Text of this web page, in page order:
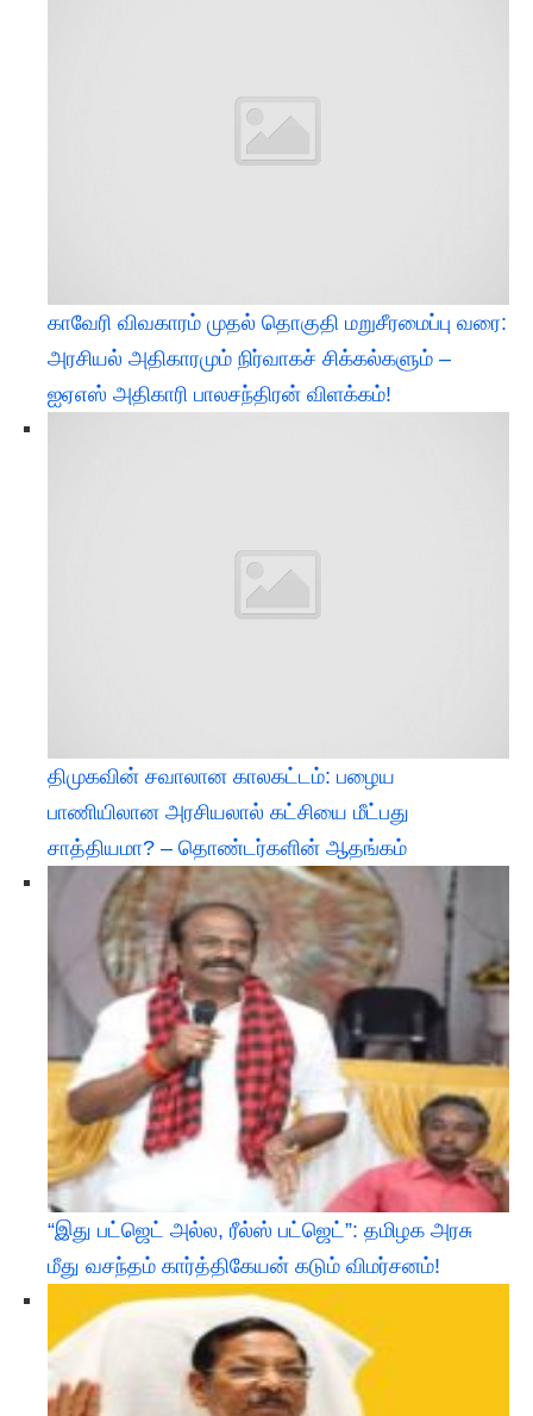
​காவேரி விவகாரம் முதல் தொகுதி மறுசீரமைப்பு வரை:
அரசியல் அதிகாரமும் நிர்வாகச் சிக்கல்களும் –
ஐஏஎஸ் அதிகாரி பாலசந்திரன் விளக்கம்!
திமுகவின் சவாலான காலகட்டம்: பழைய
பாணியிலான அரசியலால் கட்சியை மீட்பது
சாத்தியமா? – தொண்டர்களின் ஆதங்கம்
“இது பட்ஜெட் அல்ல, ரீல்ஸ் பட்ஜெட்”: தமிழக அரசு
மீது வசந்தம் கார்த்திகேயன் கடும் விமர்சனம்!